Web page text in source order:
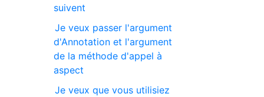
suivent
Je veux passer l'argument
d'Annotation et l'argument
de la méthode d'appel à
aspect
Je veux que vous utilisiez